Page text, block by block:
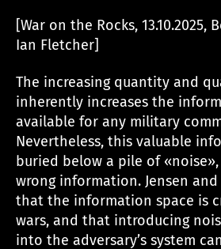
[War on the Rocks, 13.10.2025,
Ian Fletcher]
The increasing quantity and
inherently increases the
available for any military
Nevertheless, this valuable
buried below a pile of
wrong information. Jensen
that the information space is
wars, and that introducing
into the adversary’s system